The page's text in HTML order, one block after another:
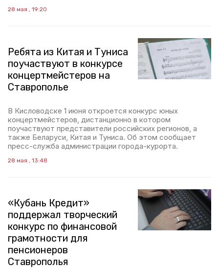
28 мая , 19:20
Ребята из Китая и Туниса
поучаствуют в конкурсе
концертмейстеров на
Ставрополье
В Кисловодске 1 июня откроется конкурс юных
концертмейстеров, дистанционно в котором
поучаствуют представители российских регионов, а
также Беларуси, Китая и Туниса. Об этом сообщает
пресс-служба администрации города-курорта.
28 мая , 13:48
«Кубань Кредит»
поддержал творческий
конкурс по финансовой
грамотности для
пенсионеров
Ставрополья